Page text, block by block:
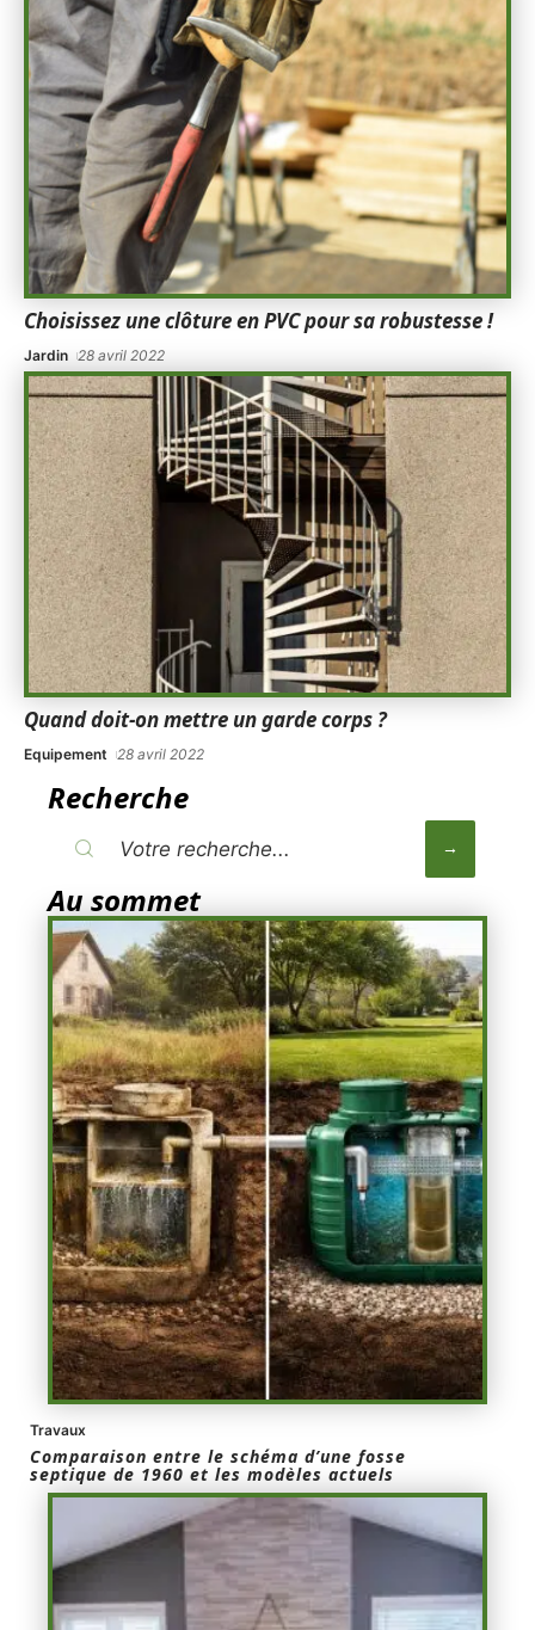
Choisissez une clôture en PVC pour sa robustesse !
Jardin 28 avril 2022
Quand doit-on mettre un garde corps ?
Equipement 28 avril 2022
Recherche
Au sommet
Travaux
Comparaison entre le schéma d’une fosse
septique de 1960 et les modèles actuels